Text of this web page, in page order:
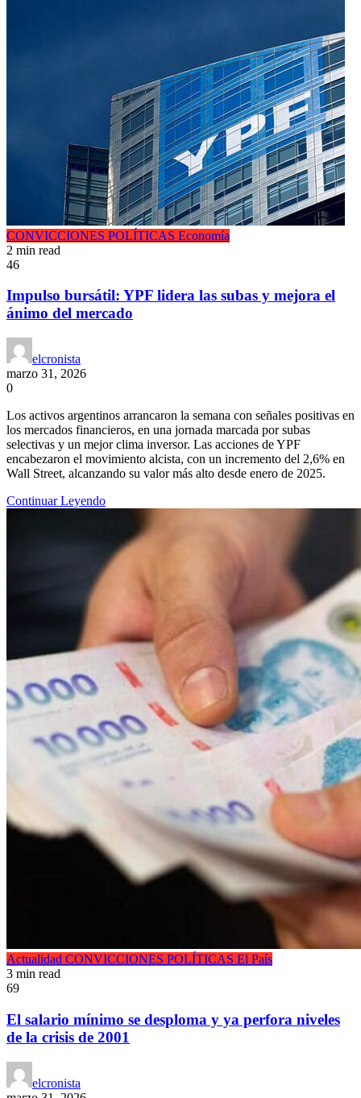
CONVICCIONES POLÍTICAS Economía
2 min read
46
Impulso bursátil: YPF lidera las subas y mejora el
ánimo del mercado
elcronista
marzo 31, 2026
0
Los activos argentinos arrancaron la semana con señales positivas en
los mercados financieros, en una jornada marcada por subas
selectivas y un mejor clima inversor. Las acciones de YPF
encabezaron el movimiento alcista, con un incremento del 2,6% en
Wall Street, alcanzando su valor más alto desde enero de 2025.
Continuar Leyendo
Actualidad CONVICCIONES POLÍTICAS El País
3 min read
69
El salario mínimo se desploma y ya perfora niveles
de la crisis de 2001
elcronista